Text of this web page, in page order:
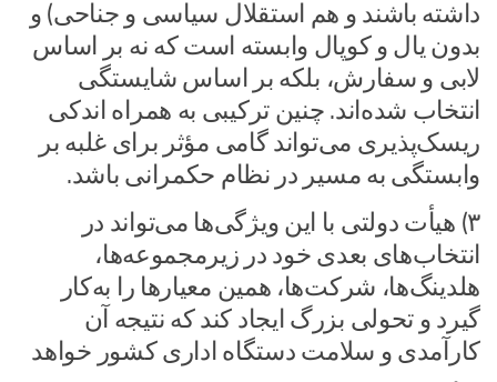
داشته باشند و هم استقلال سیاسی و جناحی) و
بدون یال و کوپال وابسته است که نه بر اساس
لابی و سفارش، بلکه بر اساس شایستگی
انتخاب شده‌اند. چنین ترکیبی به همراه اندکی
ریسک‌پذیری می‌تواند گامی مؤثر برای غلبه بر
وابستگی به مسیر در نظام حکمرانی باشد.
۳) هیأت دولتی با این ویژگی‌ها می‌تواند در
انتخاب‌های بعدی خود در زیرمجموعه‌ها،
هلدینگ‌ها، شرکت‌ها، همین معیارها را به‌کار
گیرد و تحولی بزرگ ایجاد کند که نتیجه آن
کارآمدی و سلامت دستگاه اداری کشور خواهد